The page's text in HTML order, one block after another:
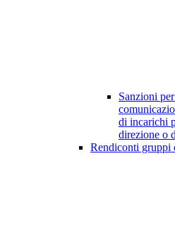
Sanzioni
di incarichi
direzione o
Rendiconti gruppi